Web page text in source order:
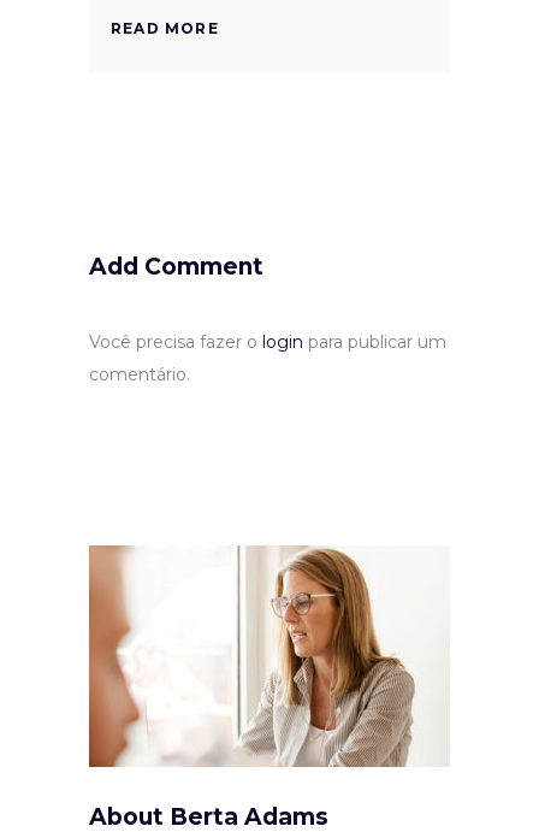
READ MORE
Add Comment
Você precisa fazer o login para publicar um
comentário.
About Berta Adams